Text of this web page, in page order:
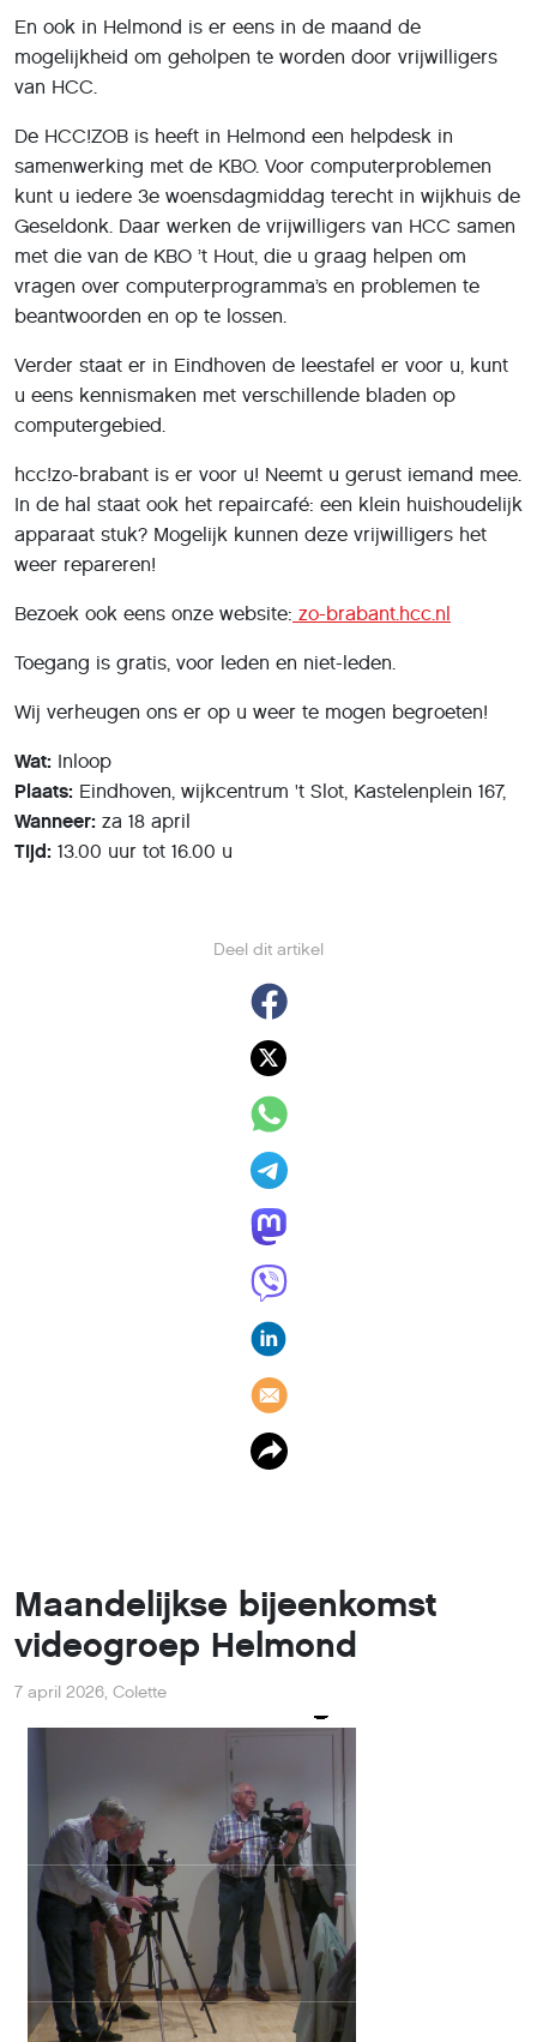
Deel dit artikel
En ook in Helmond is er eens in de maand de
mogelijkheid om geholpen te worden door vrijwilligers
van HCC.
De HCC!ZOB is heeft in Helmond een helpdesk in
samenwerking met de KBO. Voor computerproblemen
kunt u iedere 3e woensdagmiddag terecht in wijkhuis de
Geseldonk. Daar werken de vrijwilligers van HCC samen
met die van de KBO ’t Hout, die u graag helpen om
vragen over computerprogramma’s en problemen te
beantwoorden en op te lossen.
Verder staat er in Eindhoven de leestafel er voor u, kunt
u eens kennismaken met verschillende bladen op
computergebied.
hcc!zo-brabant is er voor u! Neemt u gerust iemand mee.
In de hal staat ook het repaircafé: een klein huishoudelijk
apparaat stuk? Mogelijk kunnen deze vrijwilligers het
weer repareren!
Bezoek ook eens onze website: zo-brabant.hcc.nl
Toegang is gratis, voor leden en niet-leden.
Wij verheugen ons er op u weer te mogen begroeten!
Wat: Inloop
Plaats: Eindhoven, wijkcentrum 't Slot, Kastelenplein 167,
Wanneer: za 18 april
Tijd: 13.00 uur tot 16.00 u
Maandelijkse bijeenkomst
videogroep Helmond
7 april 2026, Colette